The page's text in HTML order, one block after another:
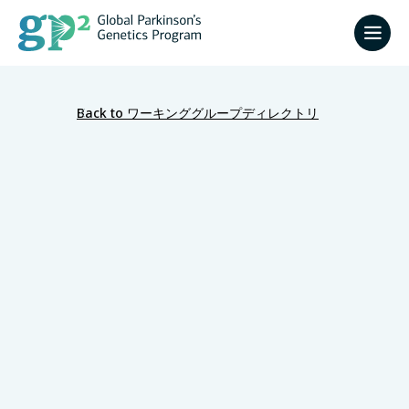
Back to ワーキンググループディレクトリ